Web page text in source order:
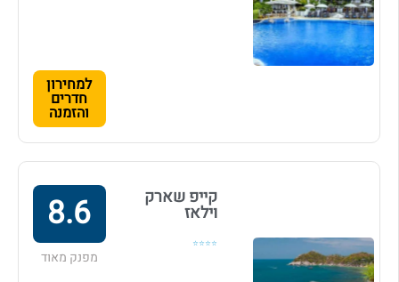
למחירון
חדרים
והזמנה
קייפ שארק
וילאז
⭐⭐⭐⭐
8.6
מפנק מאוד